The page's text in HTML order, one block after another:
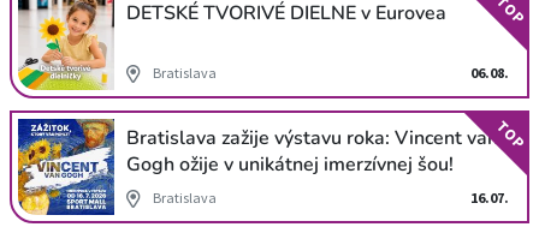
DETSKÉ TVORIVÉ DIELNE v Eurovea
Bratislava 06.08.
TOP
Bratislava zažije výstavu roka: Vincent van
Gogh ožije v unikátnej imerzívnej šou!
Bratislava 16.07.
TOP